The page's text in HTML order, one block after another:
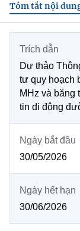
Trang chủ
Giới thiệu
Chức năng
Cơ cấu tổ
Sở Khoa học
Tin tức sự kiện
Khoa học và
Chuyển đổi số
Bưu chính,
Dịch vụ công
Hệ thống văn
Văn bản
Lấy ý kiến
MST IOFFICE
Khoa học và
Multimedia
Tóm tắt nội
Trích dẫn
Dự thảo
tư quy hoạch
MHz và băng
tin di động
Ngày bắt đầu
30/05/2026
Ngày hết hạn
30/06/2026